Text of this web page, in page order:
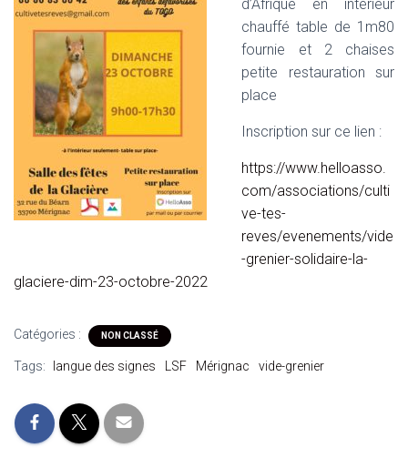
d’Afrique en intérieur
chauffé table de 1m80
fournie et 2 chaises
petite restauration sur
place
Inscription sur ce lien :
https://www.helloasso.
com/associations/culti
ve-tes-
reves/evenements/vide
-grenier-solidaire-la-
glaciere-dim-23-octobre-2022
Catégories : NON CLASSÉ
Tags: langue des signes LSF Mérignac vide-grenier